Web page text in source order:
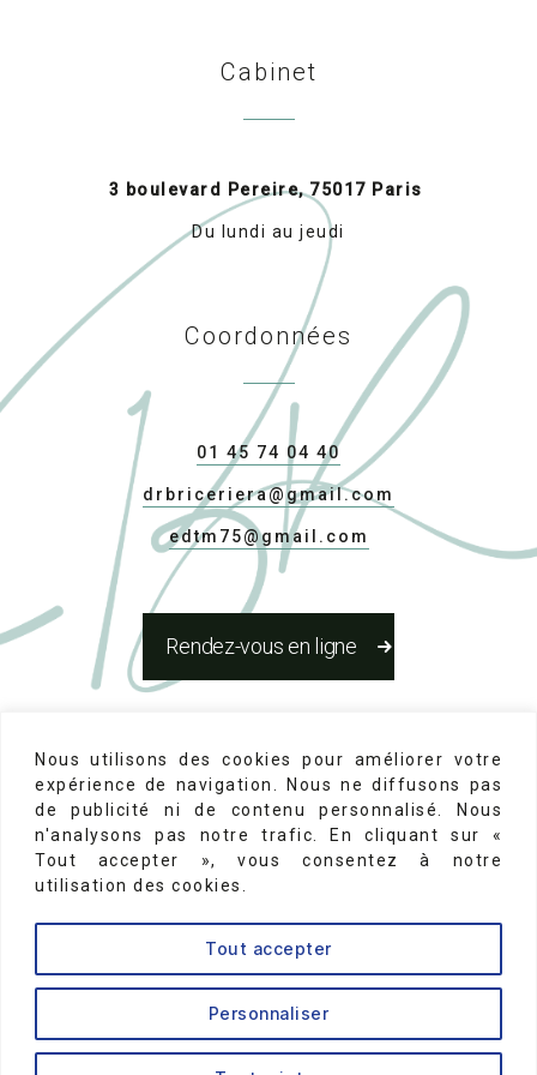
Nous utilisons des cookies pour améliorer votre
expérience de navigation. Nous ne diffusons pas
de publicité ni de contenu personnalisé. Nous
n'analysons pas notre trafic. En cliquant sur «
Tout accepter », vous consentez à notre
utilisation des cookies.
Personnaliser
Tout accepter
Cabinet
3 boulevard Pereire, 75017 Paris
Du lundi au jeudi
Coordonnées
01 45 74 04 40
drbriceriera@gmail.com
edtm75@gmail.com
Rendez-vous en ligne
-
N°d'inscription au conseil de
l'ordre des chirurgiens dentistes 75-22131
↑